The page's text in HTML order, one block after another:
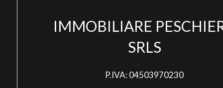
IMMOBILIARE
SRLS
P.IVA: 04503970230